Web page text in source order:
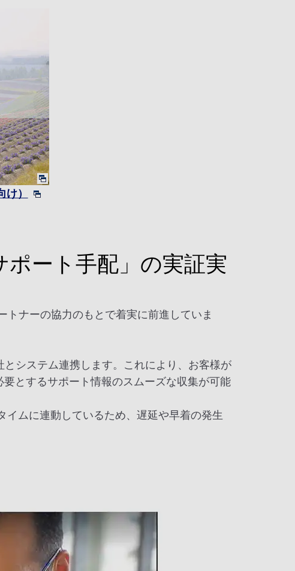
）
ート手配」の実証実
ナーの協力のもとで着実に前進していま
システム連携します。これにより、お客様が
とするサポート情報のスムーズな収集が可能
ムに連動しているため、遅延や早着の発生